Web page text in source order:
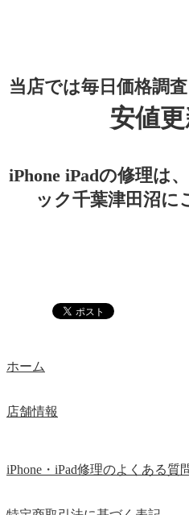
当店では毎日価格調
安値
iPhone iPadの修理は
ック千葉津田沼に
ホーム
店舗情報
iPhone・iPad修理のよくある質